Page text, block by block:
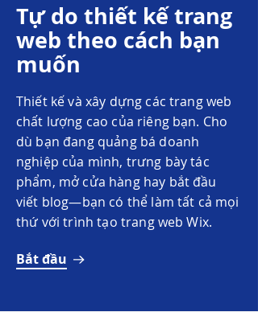
Tự do thiết kế trang
web theo cách bạn
muốn
Thiết kế và xây dựng các trang web
chất lượng cao của riêng bạn. Cho
dù bạn đang quảng bá doanh
nghiệp của mình, trưng bày tác
phẩm, mở cửa hàng hay bắt đầu
viết blog—bạn có thể làm tất cả mọi
thứ với trình tạo trang web Wix.
Bắt đầu